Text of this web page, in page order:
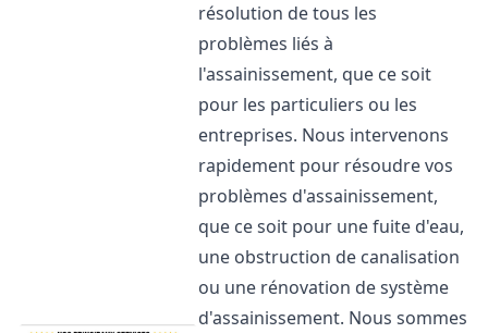
résolution de tous les
problèmes liés à
l'assainissement, que ce soit
pour les particuliers ou les
entreprises. Nous intervenons
rapidement pour résoudre vos
problèmes d'assainissement,
que ce soit pour une fuite d'eau,
une obstruction de canalisation
ou une rénovation de système
d'assainissement. Nous sommes